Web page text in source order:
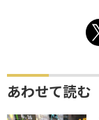
あわせて読む